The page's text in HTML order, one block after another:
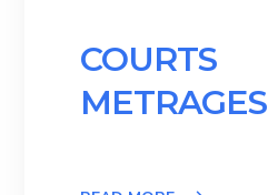
COURTS
METRAGES